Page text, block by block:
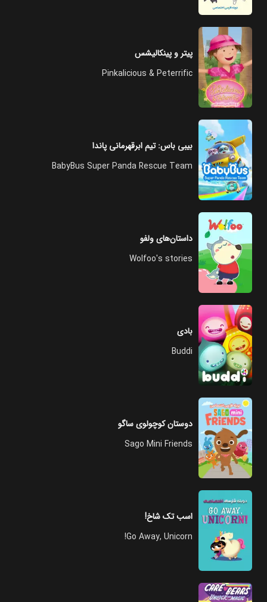
پیتر و پینکالیشس
Pinkalicious & Peterrific
بیبی باس: تیم ابرقهرمانی پاندا
BabyBus Super Panda Rescue Team
داستان‌های ولفو
Wolfoo's stories
بادی
Buddi
دوستان کوچولوی ساگو
Sago Mini Friends
اسب تک شاخ!
Go Away, Unicorn!